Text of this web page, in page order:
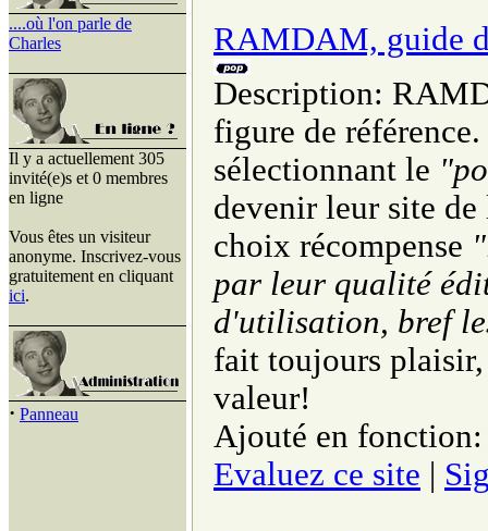
....où l'on parle de
Charles
Il y a actuellement 305
invité(e)s et 0 membres
en ligne
Vous êtes un visiteur
anonyme. Inscrivez-vous
gratuitement en cliquant
ici.
· Panneau
RAMDAM, guide
Description:
figure de
sélectionnant le
devenir leur site
choix récompense
par leur qualité
d'utilisation, bref
fait toujours
valeur!
Ajouté en
Evaluez ce site